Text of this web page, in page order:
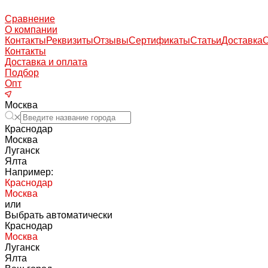
Сравнение
О компании
КонтактыРеквизитыОтзывыСертификатыСтатьиДоставка
Контакты
Доставка и оплата
Подбор
Опт
Москва
Краснодар
Москва
Луганск
Ялта
Например:
Краснодар
Москва
или
Выбрать автоматически
Краснодар
Москва
Луганск
Ялта